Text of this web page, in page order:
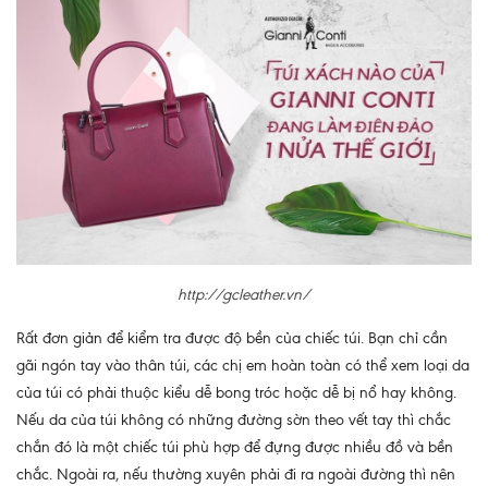
http://gcleather.vn/
Rất đơn giản để kiểm tra được độ bền của chiếc túi. Bạn chỉ cần
gãi ngón tay vào thân túi, các chị em hoàn toàn có thể xem loại da
của túi có phải thuộc kiểu dễ bong tróc hoặc dễ bị nổ hay không.
Nếu da của túi không có những đường sờn theo vết tay thì chắc
chắn đó là một chiếc túi phù hợp để đựng được nhiều đồ và bền
chắc. Ngoài ra, nếu thường xuyên phải đi ra ngoài đường thì nên